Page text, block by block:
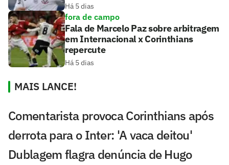
Há 5 dias
fora de campo
Fala de Marcelo Paz sobre arbitragem
em Internacional x Corinthians
repercute
Há 5 dias
MAIS LANCE!
Comentarista provoca Corinthians após
derrota para o Inter: 'A vaca deitou'
Dublagem flagra denúncia de Hugo